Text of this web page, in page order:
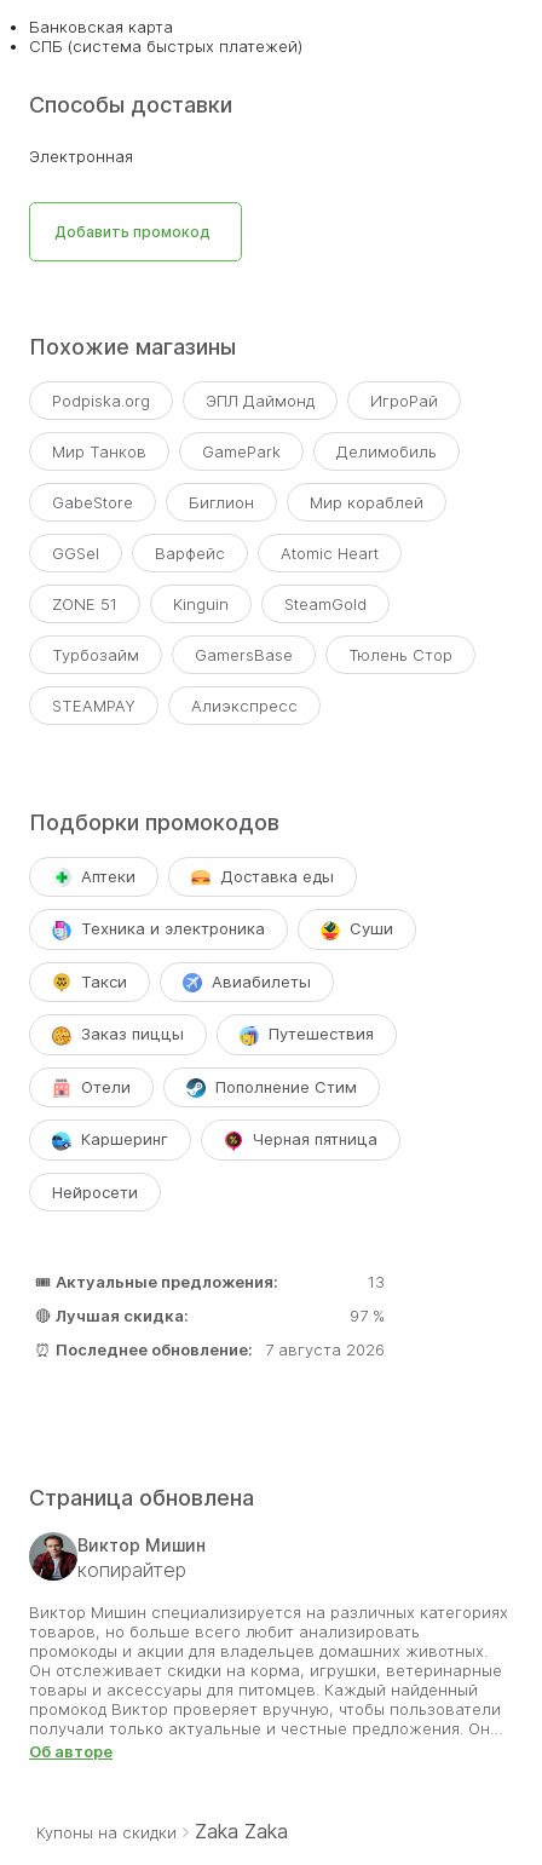
Банковская карта
СПБ (система быстрых платежей)
Способы доставки
Электронная
Добавить промокод
Похожие магазины
Podpiska.org ЭПЛ Даймонд ИгроРай
Мир Танков GamePark Делимобиль
GabeStore Биглион Мир кораблей
GGSel Варфейс Atomic Heart
ZONE 51 Kinguin SteamGold
Турбозайм GamersBase Тюлень Стор
STEAMPAY Алиэкспресс
Подборки промокодов
Аптеки Доставка еды
Техника и электроника Суши
Такси Авиабилеты
Заказ пиццы Путешествия
Отели Пополнение Стим
Каршеринг Черная пятница
Нейросети
🎟️ Актуальные предложения:
13
🔴 Лучшая скидка:
97 %
⏰ Последнее обновление: 7 августа 2026
Страница обновлена
Виктор Мишин
копирайтер
Виктор Мишин специализируется на различных категориях
товаров, но больше всего любит анализировать
промокоды и акции для владельцев домашних животных.
Он отслеживает скидки на корма, игрушки, ветеринарные
товары и аксессуары для питомцев. Каждый найденный
промокод Виктор проверяет вручную, чтобы пользователи
получали только актуальные и честные предложения. Он
знает, как важно обеспечить любимцев качественными
животных должна быть не только ответственной, но и
разумно выгодной.
Об авторе
Купоны на скидки Zaka Zaka